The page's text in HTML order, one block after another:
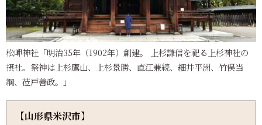
松岬神社「明治35年（1902年）創建。 上杉謙信を祀る上杉神社の
摂社。祭神は上杉鷹山、上杉景勝、直江兼続、細井平洲、竹俣当
綱、莅戸善政。」
【山形県米沢市】